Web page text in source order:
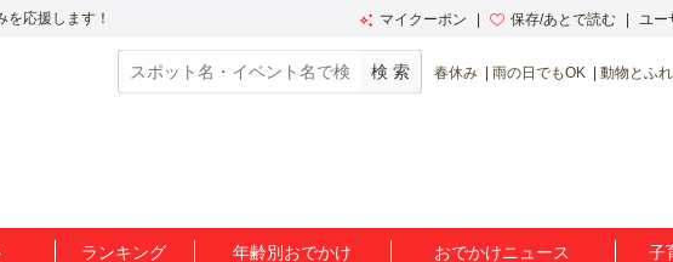
応援します！ マイクーポン 保存/あとで読む ユー
春休み 雨の日でもOK 動物とふ
ランキング 年齢別おでかけ おでかけニュース 子